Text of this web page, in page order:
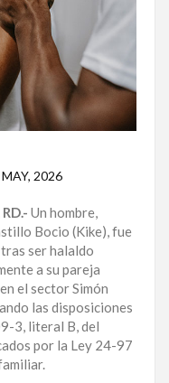
2026
Un hombre,
Bocio (Kike), fue
ser halaldo
a su pareja
el sector Simón
las disposiciones
3, literal B, del
por la Ley 24-97